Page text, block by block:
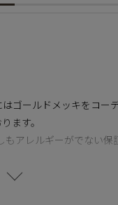
きませんので予めご了
ゴールドメッキをコー
ます。
もアレルギーがでない保